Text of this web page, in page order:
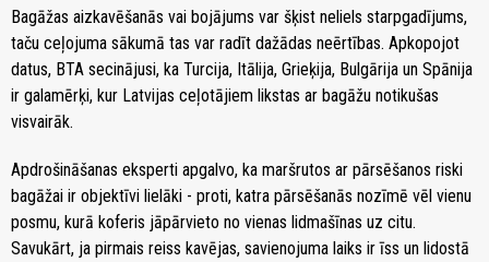
Bagāžas aizkavēšanās vai bojājums var šķist neliels starpgadījums,
taču ceļojuma sākumā tas var radīt dažādas neērtības. Apkopojot
datus, BTA secinājusi, ka Turcija, Itālija, Grieķija, Bulgārija un Spānija
ir galamērķi, kur Latvijas ceļotājiem likstas ar bagāžu notikušas
visvairāk.
Apdrošināšanas eksperti apgalvo, ka maršrutos ar pārsēšanos riski
bagāžai ir objektīvi lielāki - proti, katra pārsēšanās nozīmē vēl vienu
posmu, kurā koferis jāpārvieto no vienas lidmašīnas uz citu.
Savukārt, ja pirmais reiss kavējas, savienojuma laiks ir īss un lidostā